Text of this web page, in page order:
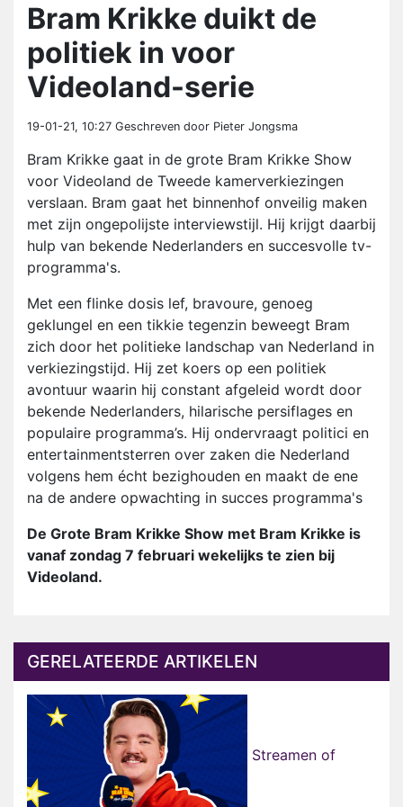
Bram Krikke duikt de
politiek in voor
Videoland-serie
19-01-21, 10:27 Geschreven door Pieter Jongsma
Bram Krikke gaat in de grote Bram Krikke Show
voor Videoland de Tweede kamerverkiezingen
verslaan. Bram gaat het binnenhof onveilig maken
met zijn ongepolijste interviewstijl. Hij krijgt daarbij
hulp van bekende Nederlanders en succesvolle tv-
programma's.
Met een flinke dosis lef, bravoure, genoeg
geklungel en een tikkie tegenzin beweegt Bram
zich door het politieke landschap van Nederland in
verkiezingstijd. Hij zet koers op een politiek
avontuur waarin hij constant afgeleid wordt door
bekende Nederlanders, hilarische persiflages en
populaire programma’s. Hij ondervraagt politici en
entertainmentsterren over zaken die Nederland
volgens hem écht bezighouden en maakt de ene
na de andere opwachting in succes programma's
De Grote Bram Krikke Show met Bram Krikke is
vanaf zondag 7 februari wekelijks te zien bij
Videoland.
GERELATEERDE ARTIKELEN
Streamen of